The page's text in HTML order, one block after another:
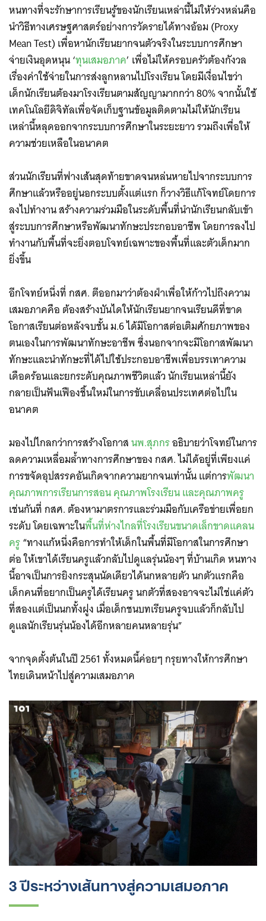
หนทางที่จะรักษาการเรียนรู้ของนักเรียนเหล่านี้ไม่ให้ร่วงหล่นคือ
นำวิธีทางเศรษฐศาสตร์อย่างการวัดรายได้ทางอ้อม (Proxy
Mean Test) เพื่อหานักเรียนยากจนตัวจริงในระบบการศึกษา
จ่ายเงินอุดหนุน ‘ทุนเสมอภาค’ เพื่อไม่ให้ครอบครัวต้องกังวล
เรื่องค่าใช้จ่ายในการส่งลูกหลานไปโรงเรียน โดยมีเงื่อนไขว่า
เด็กนักเรียนต้องมาโรงเรียนตามสัญญามากกว่า 80% จากนั้นใช้
เทคโนโลยีดิจิทัลเพื่อจัดเก็บฐานข้อมูลติดตามไม่ให้นักเรียน
เหล่านี้หลุดออกจากระบบการศึกษาในระยะยาว รวมถึงเพื่อให้
ความช่วยเหลือในอนาคต
ส่วนนักเรียนที่ฟางเส้นสุดท้ายขาดจนหล่นหายไปจากระบบการ
ศึกษาแล้วหรืออยู่นอกระบบตั้งแต่แรก ก็วางวิธีแก้โจทย์โดยการ
ลงไปทำงาน สร้างความร่วมมือในระดับพื้นที่นำนักเรียนกลับเข้า
สู่ระบบการศึกษาหรือพัฒนาทักษะประกอบอาชีพ โดยการลงไป
ทำงานกับพื้นที่จะยิ่งตอบโจทย์เฉพาะของพื้นที่และตัวเด็กมาก
ยิ่งขึ้น
อีกโจทย์หนึ่งที่ กสศ. ตีออกมาว่าต้องฝ่าเพื่อให้ก้าวไปถึงความ
เสมอภาคคือ ต้องสร้างบันไดให้นักเรียนยากจนเรียนดีที่ขาด
โอกาสเรียนต่อหลังจบชั้น ม.6 ได้มีโอกาสต่อเติมศักยภาพของ
ตนเองในการพัฒนาทักษะอาชีพ ซึ่งนอกจากจะมีโอกาสพัฒนา
ทักษะและนำทักษะที่ได้ไปใช้ประกอบอาชีพเพื่อบรรเทาความ
เดือดร้อนและยกระดับคุณภาพชีวิตแล้ว นักเรียนเหล่านี้ยัง
กลายเป็นฟันเฟืองชิ้นใหม่ในการขับเคลื่อนประเทศต่อไปใน
อนาคต
มองไปไกลกว่าการสร้างโอกาสนพ.สุภกรอธิบายว่าโจทย์ในการ
ลดความเหลื่อมล้ำทางการศึกษาของ กสศ. ไม่ได้อยู่ที่เพียงแค่
การขจัดอุปสรรคอันเกิดจากความยากจนเท่านั้น แต่การพัฒนา
คุณภาพการเรียนการสอน คุณภาพโรงเรียน และคุณภาพครู
เช่นกันที่ กสศ. ต้องหามาตรการและร่วมมือกับเครือข่ายเพื่อยก
ระดับ โดยเฉพาะในพื้นที่ห่างไกลที่โรงเรียนขนาดเล็กขาดแคลน
ครู“ทางแก้หนึ่งคือการทำให้เด็กในพื้นที่มีโอกาสในการศึกษา
ต่อ ให้เขาได้เรียนครูแล้วกลับไปดูแลรุ่นน้องๆ ที่บ้านเกิด หนทาง
นี้อาจเป็นการยิงกระสุนนัดเดียวได้นกหลายตัว นกตัวแรกคือ
เด็กคนที่อยากเป็นครูได้เรียนครู นกตัวที่สองอาจจะไม่ใช่แค่ตัว
ที่สองแต่เป็นนกทั้งฝูง เมื่อเด็กชนบทเรียนครูจบแล้วก็กลับไป
ดูแลนักเรียนรุ่นน้องได้อีกหลายคนหลายรุ่น”
จากจุดตั้งต้นในปี 2561 ทั้งหมดนี้ค่อยๆ กรุยทางให้การศึกษา
ไทยเดินหน้าไปสู่ความเสมอภาค
3 ปีระหว่างเส้นทางสู่ความเสมอภาค